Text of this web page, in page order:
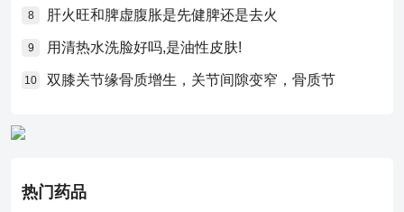
8 肝火旺和脾虚腹胀是先健脾还是去火
9 用清热水洗脸好吗,是油性皮肤!
10 双膝关节缘骨质增生，关节间隙变窄，骨质节
热门药品